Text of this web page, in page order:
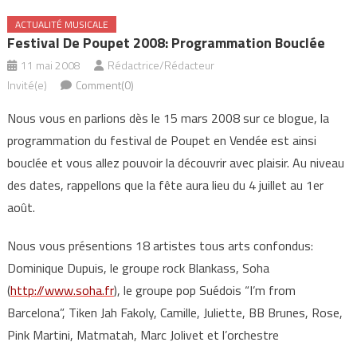
ACTUALITÉ MUSICALE
Festival De Poupet 2008: Programmation Bouclée
11 mai 2008
Rédactrice/Rédacteur
Invité(e)
Comment(0)
Nous vous en parlions dès le 15 mars 2008 sur ce blogue, la
programmation du festival de Poupet en Vendée est ainsi
bouclée et vous allez pouvoir la découvrir avec plaisir. Au niveau
des dates, rappellons que la fête aura lieu du 4 juillet au 1er
août.
Nous vous présentions 18 artistes tous arts confondus:
Dominique Dupuis, le groupe rock Blankass, Soha
(http://www.soha.fr), le groupe pop Suédois “I’m from
Barcelona”, Tiken Jah Fakoly, Camille, Juliette, BB Brunes, Rose,
Pink Martini, Matmatah, Marc Jolivet et l’orchestre